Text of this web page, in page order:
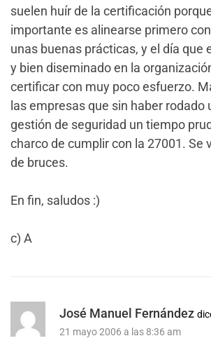
suelen huír de la certificación
importante es alinearse primero
unas buenas prácticas, y el día que
y bien diseminado en la
certificar con muy poco esfuerzo.
las empresas que sin haber rodado
gestión de seguridad un tiempo
charco de cumplir con la 27001. Se
de bruces.
En fin, saludos :)
c) A
José Manuel Fernández
21 mayo 2006 a las 8:36 am